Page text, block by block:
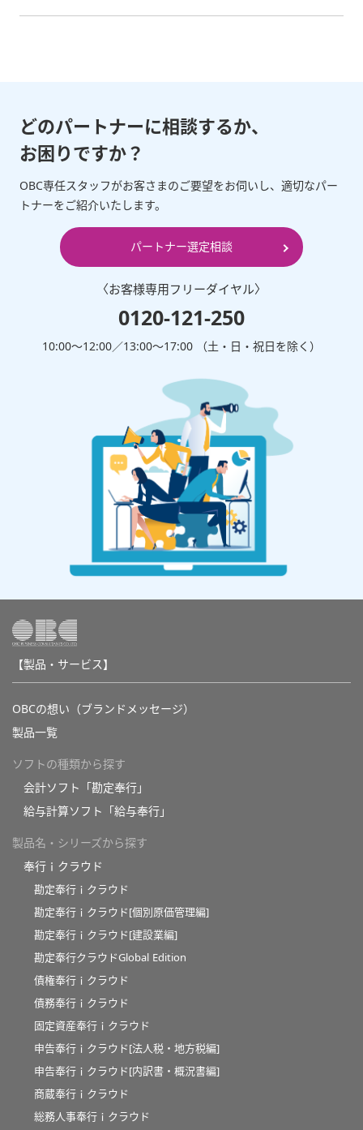
どのパートナーに相談するか、
お困りですか？
OBC専任スタッフがお客さまのご要望をお伺いし、適切なパー
トナーをご紹介いたします。
パートナー選定相談
〈お客様専⽤フリーダイヤル〉
0120-121-250
10:00～12:00∕13:00～17:00 （⼟・⽇・祝⽇を除く）
【製品・サービス】
OBCの想い（ブランドメッセージ）
製品一覧
ソフトの種類から探す
会計ソフト「勘定奉行」
給与計算ソフト「給与奉行」
製品名・シリーズから探す
奉行ｉクラウド
勘定奉行ｉクラウド
勘定奉行ｉクラウド[個別原価管理編]
勘定奉行ｉクラウド[建設業編]
勘定奉行クラウドGlobal Edition
債権奉行ｉクラウド
債務奉行ｉクラウド
固定資産奉行ｉクラウド
申告奉行ｉクラウド[法人税・地方税編]
申告奉行ｉクラウド[内訳書・概況書編]
商蔵奉行ｉクラウド
総務人事奉行ｉクラウド